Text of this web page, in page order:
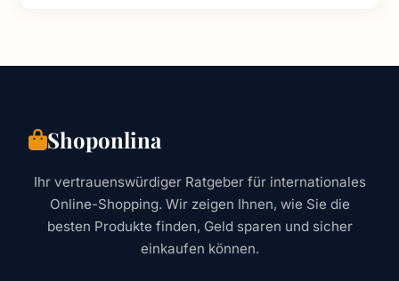
Shoponlina
Ihr vertrauenswürdiger Ratgeber für internationales
Online-Shopping. Wir zeigen Ihnen, wie Sie die
besten Produkte finden, Geld sparen und sicher
einkaufen können.